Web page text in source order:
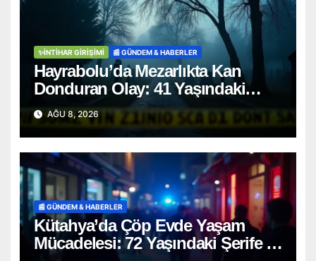
✨İNTIHAR GIRIŞIMI 📰 GÜNDEM & HABERLER
Hayrabolu’da Mezarlıkta Kan
Donduran Olay: 41 Yaşındaki
Şahıs Ağaca Asılı Bulundu
AĞU 8, 2026
📰 GÜNDEM & HABERLER
Kütahya’da Çöp Evde Yaşam
Mücadelesi: 72 Yaşındaki Şerife D.